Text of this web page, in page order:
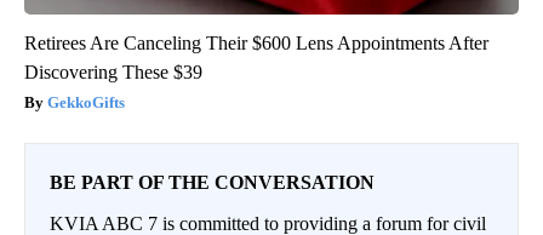
Retirees Are Canceling Their $600 Lens Appointments After
Discovering These $39
GekkoGifts
BE PART OF THE CONVERSATION
KVIA ABC 7 is committed to providing a forum for civil